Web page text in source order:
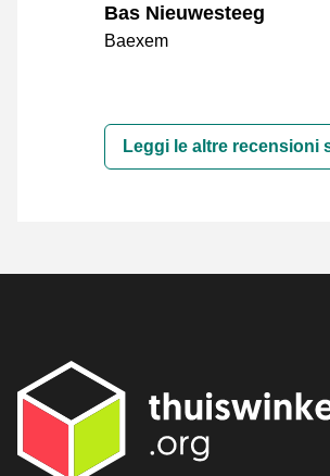
Bas Nieuwesteeg
Baexem
Leggi le altre recensioni